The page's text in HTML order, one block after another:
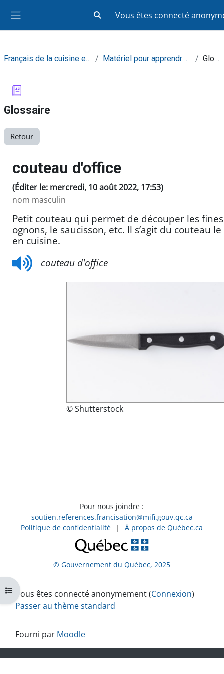
Activer/désactiver la saisie de
Vous êtes connecté
Ouvrir l’index du cours
Français de la cuisine et de la restauration Matériel pour apprendre de façon autonome Glossaire
Glossaire
Retour
couteau d'office
(Éditer le: mercredi, 10 août 2022, 17:53)
nom masculin
Petit couteau qui permet de découper les
ognons, le saucisson, etc. Il s’agit du couteau
en cuisine.
couteau d'office
© Shutterstock
Pour nous joindre :
soutien.references.francisation@mifi.gouv.qc.ca
Politique de confidentialité
| À propos de Québec.ca
© Gouvernement du Québec, 2025
Vous êtes connecté anonymement (Connexion)
Passer au thème standard
Fourni par Moodle